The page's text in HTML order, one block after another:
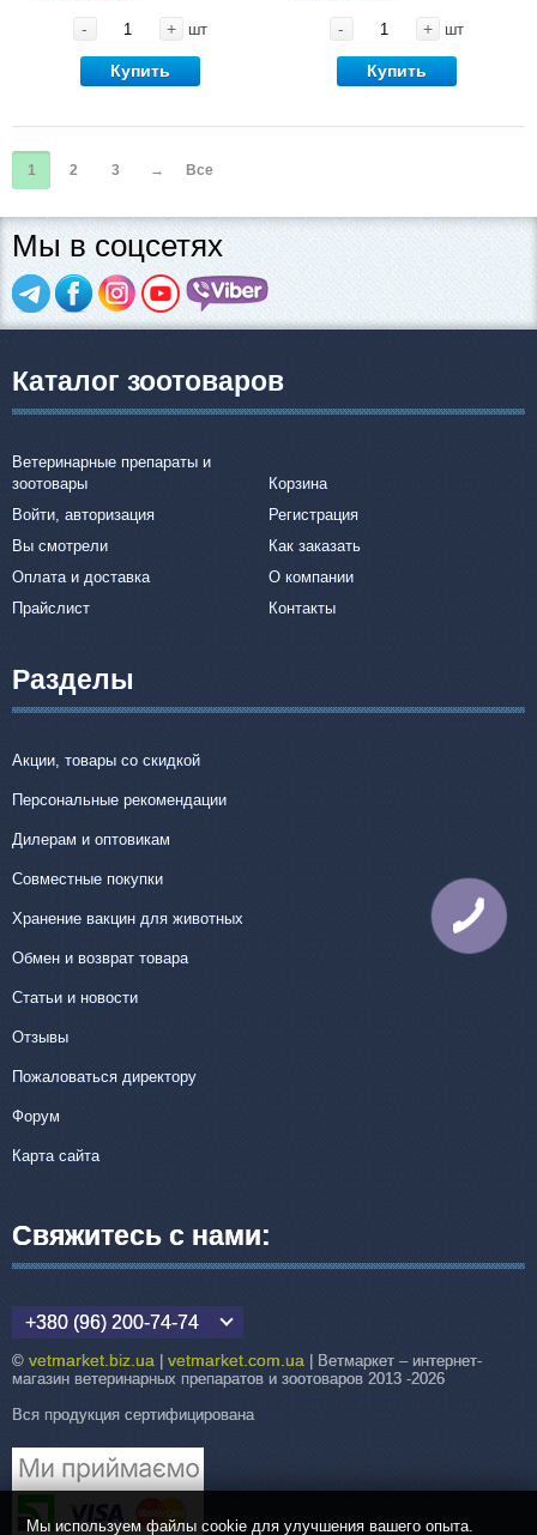
- + шт
Купить
- + шт
Купить
1 2 3 → Все
Мы в соцсетях
Каталог зоотоваров
Ветеринарные препараты и
зоотовары
Корзина
Войти, авторизация
Регистрация
Вы смотрели
Как заказать
Оплата и доставка
О компании
Прайслист
Контакты
Разделы
Акции, товары со скидкой
Персональные рекомендации
Дилерам и оптовикам
Совместные покупки
Хранение вакцин для животных
Обмен и возврат товара
Статьи и новости
Отзывы
Пожаловаться директору
Форум
Карта сайта
Свяжитесь с нами:
+380 (96) 200-74-74
© vetmarket.biz.ua | vetmarket.com.ua | Ветмаркет – интернет-
магазин ветеринарных препаратов и зоотоваров 2013 -2026
Вся продукция сертифицирована
Мы используем файлы cookie для улучшения вашего опыта.
КНОПКА
СВЯЗИ